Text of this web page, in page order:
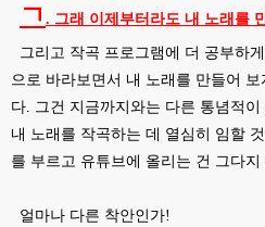
ㄱ . 그래 이제부터라도 내 노래를
그리고 작곡 프로그램에 더 공부하
으로 바라보면서 내 노래를 만들어
다. 그건 지금까지와는 다른 통념적
내 노래를 작곡하는 데 열심히 임할
를 부르고 유튜브에 올리는 건 그다
얼마나 다른 착안인가!